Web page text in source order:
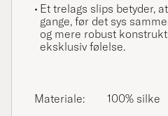
Et trelags slips betyder,
gange, før det sys
og mere robust
eksklusiv følelse.
Materiale: 100% silke